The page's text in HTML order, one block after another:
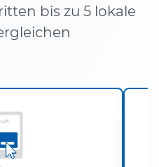
bis zu 5 lokale